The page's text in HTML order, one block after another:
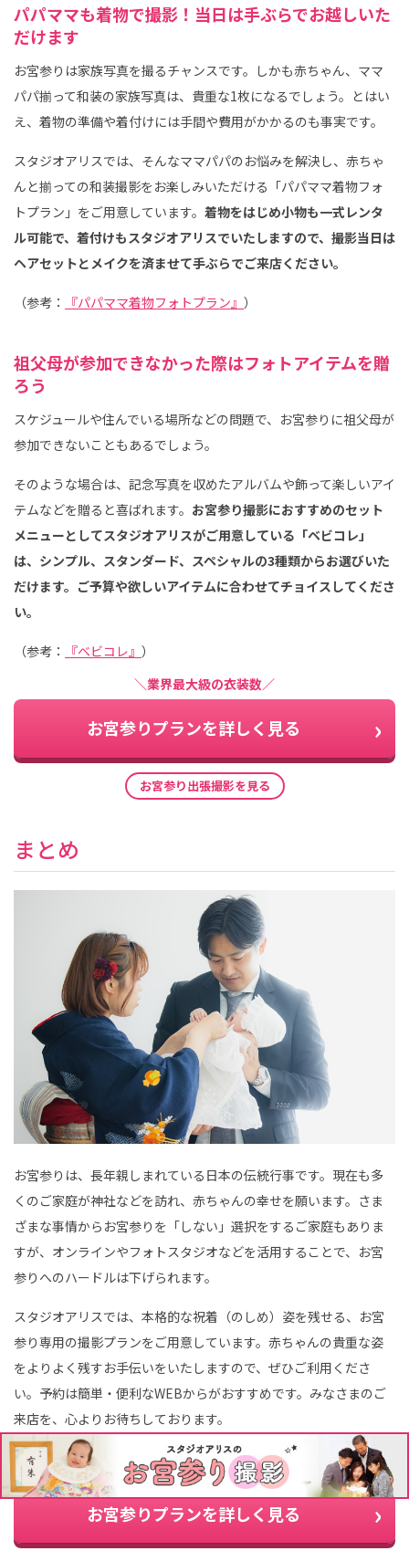
パパママも着物で撮影！当日は手ぶらでお越しいた
だけます
お宮参りは家族写真を撮るチャンスです。しかも赤ちゃん、ママ
パパ揃って和装の家族写真は、貴重な1枚になるでしょう。とはい
え、着物の準備や着付けには手間や費用がかかるのも事実です。
スタジオアリスでは、そんなママパパのお悩みを解決し、赤ちゃ
んと揃っての和装撮影をお楽しみいただける「パパママ着物フォ
トプラン」をご用意しています。 着物をはじめ小物も一式レンタ
ル可能で、着付けもスタジオアリスでいたしますので、撮影当日は
ヘアセットとメイクを済ませて手ぶらでご来店ください。
（参考： 『パパママ着物フォトプラン』 ）
祖父母が参加できなかった際はフォトアイテムを贈
ろう
スケジュールや住んでいる場所などの問題で、お宮参りに祖父母が
参加できないこともあるでしょう。
そのような場合は、記念写真を収めたアルバムや飾って楽しいアイ
テムなどを贈ると喜ばれます。 お宮参り撮影におすすめのセット
メニューとしてスタジオアリスがご用意している「ベビコレ」
は、シンプル、スタンダード、スペシャルの3種類からお選びいた
だけます。ご予算や欲しいアイテムに合わせてチョイスしてくださ
い。
（参考： 『ベビコレ』 ）
＼業界最大級の衣装数／
お宮参りプランを詳しく見る
お宮参り出張撮影を見る
まとめ
お宮参りは、長年親しまれている日本の伝統行事です。現在も多
くのご家庭が神社などを訪れ、赤ちゃんの幸せを願います。さま
ざまな事情からお宮参りを「しない」選択をするご家庭もありま
すが、オンラインやフォトスタジオなどを活用することで、お宮
参りへのハードルは下げられます。
スタジオアリスでは、本格的な祝着（のしめ）姿を残せる、お宮
参り専用の撮影プランをご用意しています。赤ちゃんの貴重な姿
をよりよく残すお手伝いをいたしますので、ぜひご利用くださ
い。予約は簡単・便利なWEBからがおすすめです。みなさまのご
来店を、心よりお待ちしております。
＼業界最大級の衣装数／
お宮参りプランを詳しく見る